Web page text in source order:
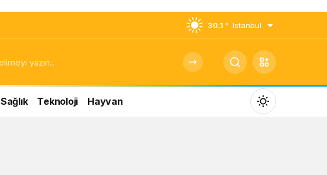
30.1 ° Istanbul
Sağlık Teknoloji Hayvan
Mod
değiştir